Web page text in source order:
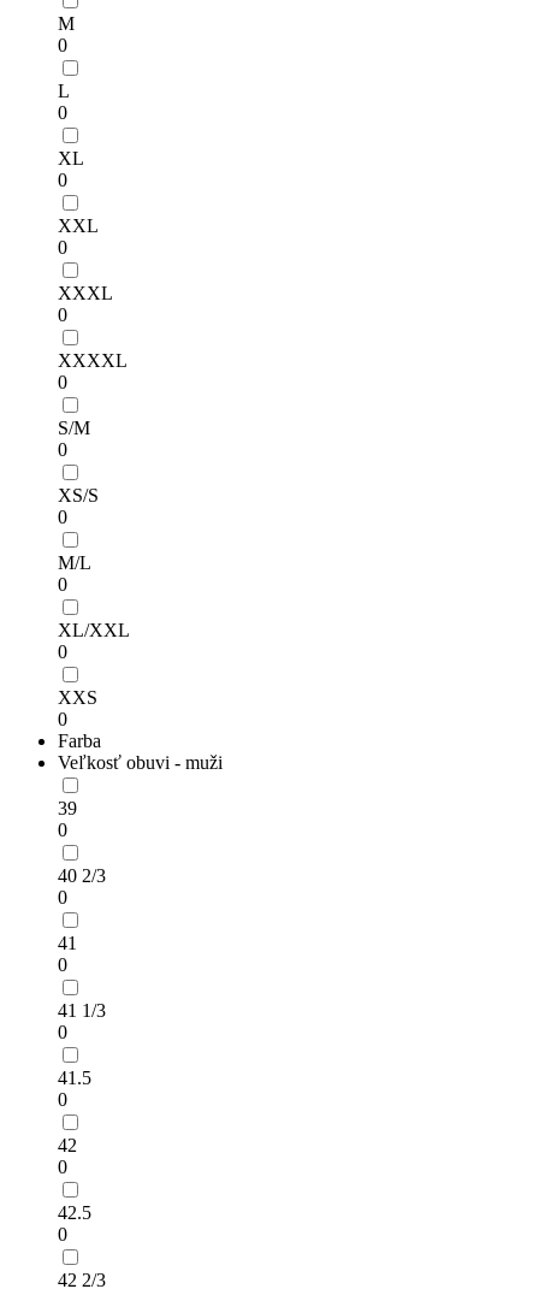
M
0
L
0
XL
0
XXL
0
XXXL
0
XXXXL
0
S/M
0
XS/S
0
M/L
0
XL/XXL
0
XXS
0
Farba
Veľkosť obuvi - muži
39
0
40 2/3
0
41
0
41 1/3
0
41.5
0
42
0
42.5
0
42 2/3